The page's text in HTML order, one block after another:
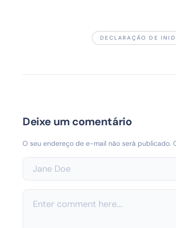
DECLARAÇÃO DE
Deixe um comentário
O seu endereço de e-mail não será publicado.